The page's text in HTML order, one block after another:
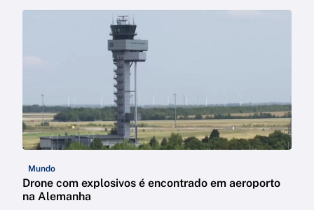
Mundo
Drone com explosivos é encontrado em aeroporto
na Alemanha